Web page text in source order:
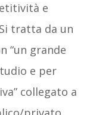
e
tratta da un
“un grande
e per
collegato a